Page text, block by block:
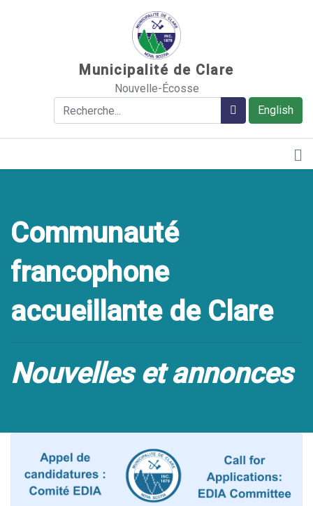
Municipalité de Clare
Nouvelle-Écosse
English
Rechercher Rechercher
Communauté
francophone
accueillante de Clare
Nouvelles et annonces